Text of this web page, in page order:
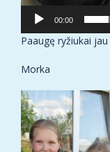
00:00
Paaugę ryžiukai
Morka